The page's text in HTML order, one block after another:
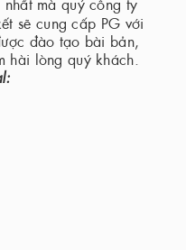
sẽ cung cấp PG với
đào tạo bài bản,
hài lòng quý khách.